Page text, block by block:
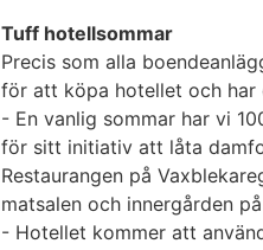
Tuff hotellsommar
Precis som alla
för att köpa hotellet och har
- En vanlig sommar har vi
för sitt initiativ att låta
Restaurangen på
matsalen och innergården
- Hotellet kommer att